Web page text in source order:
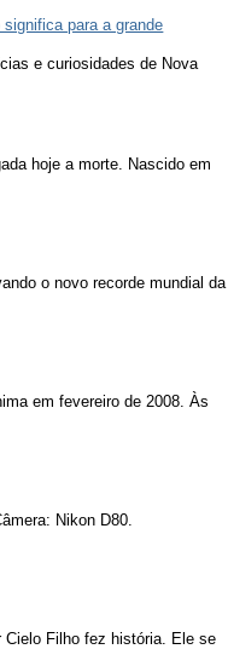
para a grande
e curiosidades de Nova
hoje a morte. Nascido em
o novo recorde mundial da
em fevereiro de 2008. Às
Nikon D80.
Filho fez história. Ele se